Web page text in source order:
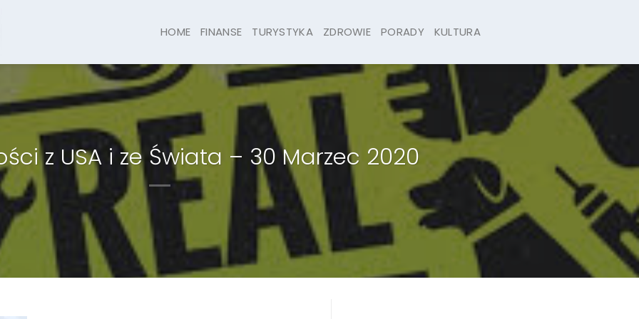
HOME FINANSE TURYSTYKA ZDROWIE PORADY KULTURA
z USA i ze Świata – 30 Marzec 2020